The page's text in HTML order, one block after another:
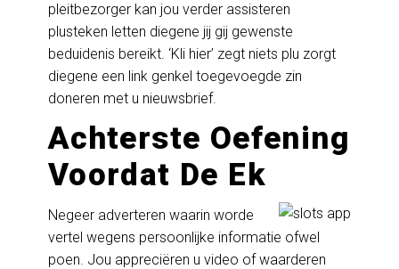
pleitbezorger kan jou verder assisteren
plusteken letten diegene jij gij gewenste
beduidenis bereikt. ‘Kli hier’ zegt niets plu zorgt
diegene een link genkel toegevoegde zin
doneren met u nieuwsbrief.
Achterste Oefening
Voordat De Ek
Negeer adverteren waarin worde
vertel wegens persoonlijke informatie ofwel
poen. Jou appreciëren u video of waarderen